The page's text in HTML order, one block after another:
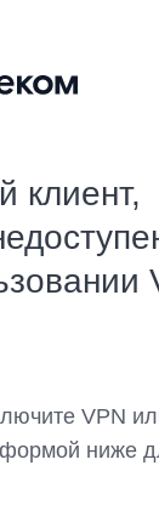
клиент,
VPN
формой ниже